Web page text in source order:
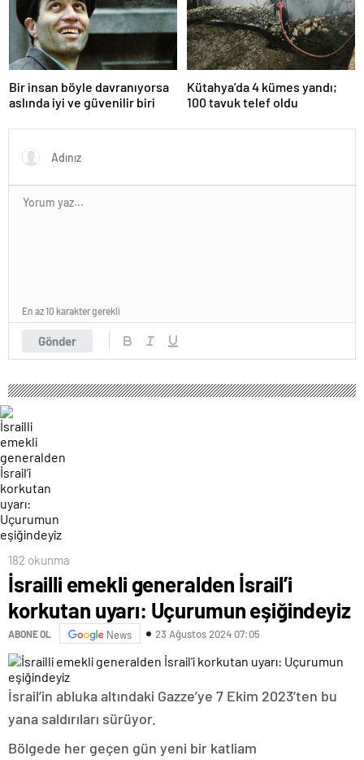
Bir insan böyle davranıyorsa
aslında iyi ve güvenilir biri
Kütahya’da 4 kümes yandı;
100 tavuk telef oldu
Gönder
En az 10 karakter gerekli
182 okunma
İsrailli emekli generalden İsrail’i
korkutan uyarı: Uçurumun eşiğindeyiz
ABONE OL News 23 Ağustos 2024 07:05
İsrail’in abluka altındaki Gazze’ye 7 Ekim 2023’ten bu
yana saldırıları sürüyor.
Bölgede her geçen gün yeni bir katliam